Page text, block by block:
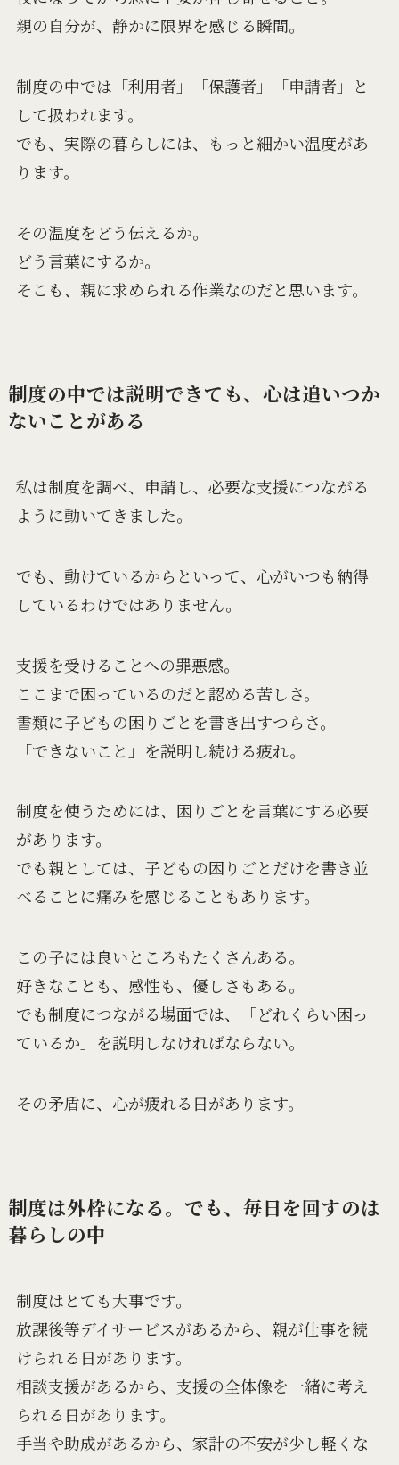
親の自分が、静かに限界を感じる瞬間。
制度の中では「利用者」「保護者」「申請者」と
して扱われます。
でも、実際の暮らしには、もっと細かい温度があ
ります。
その温度をどう伝えるか。
どう言葉にするか。
そこも、親に求められる作業なのだと思います。
制度の中では説明できても、心は追いつか
ないことがある
私は制度を調べ、申請し、必要な支援につながる
ように動いてきました。
でも、動けているからといって、心がいつも納得
しているわけではありません。
支援を受けることへの罪悪感。
ここまで困っているのだと認める苦しさ。
書類に子どもの困りごとを書き出すつらさ。
「できないこと」を説明し続ける疲れ。
制度を使うためには、困りごとを言葉にする必要
があります。
でも親としては、子どもの困りごとだけを書き並
べることに痛みを感じることもあります。
この子には良いところもたくさんある。
好きなことも、感性も、優しさもある。
でも制度につながる場面では、「どれくらい困っ
ているか」を説明しなければならない。
その矛盾に、心が疲れる日があります。
制度は外枠になる。でも、毎日を回すのは
暮らしの中
制度はとても大事です。
放課後等デイサービスがあるから、親が仕事を続
けられる日があります。
相談支援があるから、支援の全体像を一緒に考え
られる日があります。
手当や助成があるから、家計の不安が少し軽くな